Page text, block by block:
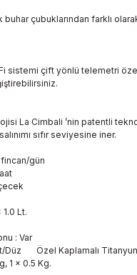
çubuklarından farklı
sistemi çift yönlü telemetri
La Cimbali ’nin patentli
sıfır seviyesine iner.
gün
Lt.
: Var
Düz Özel Kaplamalı
1 x 0.5 Kg.